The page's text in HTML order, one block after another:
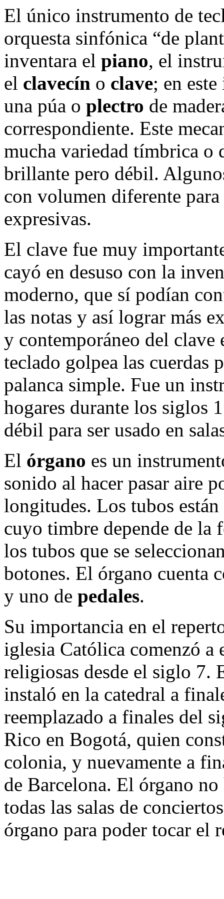
El único instrumento de
orquesta sinfónica “de
inventara el piano, el
el clavecín o clave; en
una púa o plectro de
correspondiente. Este
mucha variedad tímbrica o
brillante pero débil.
con volumen diferente
expresivas.
El clave fue muy
cayó en desuso con la
moderno, que sí podían
las notas y así lograr más
y contemporáneo del clave
teclado golpea las cuerdas
palanca simple. Fue un
hogares durante los siglos
débil para ser usado en
El órgano es un
sonido al hacer pasar aire
longitudes. Los tubos
cuyo timbre depende de la
los tubos que se
botones. El órgano cuenta
y uno de pedales.
Su importancia en el
iglesia Católica comenzó a
religiosas desde el siglo 7.
instaló en la catedral a
reemplazado a finales del
Rico en Bogotá, quien
colonia, y nuevamente a
de Barcelona. El órgano
todas las salas de
órgano para poder tocar el